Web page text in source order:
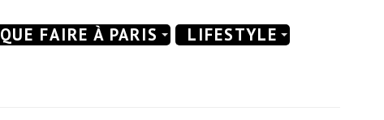
QUE FAIRE À PARIS
LIFESTYLE